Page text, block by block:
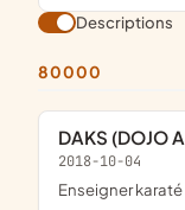
Descriptions
80000
DAKS (DOJO
2018-10-04
enseigner